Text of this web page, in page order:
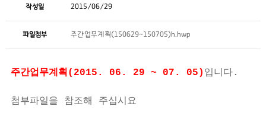
작성일 2015/06/29
파일첨부 주간업무계획(150629~150705)h.hwp
주간업무계획(2015. 06. 29 ~ 07. 05) 입니다.
첨부파일을 참조해 주십시요